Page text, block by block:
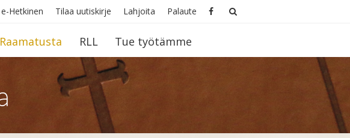
e-Hetkinen Tilaa uutiskirje Lahjoita Palaute
Raamatusta RLL Tue työtämme